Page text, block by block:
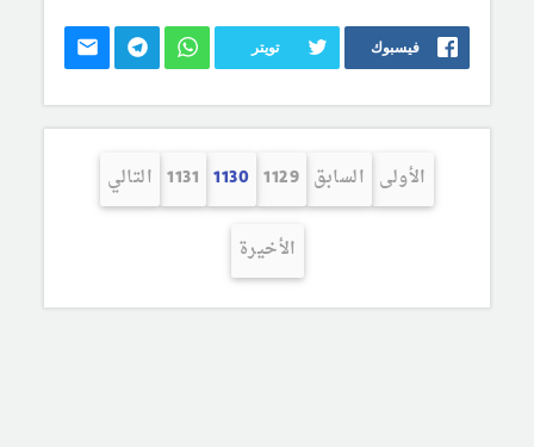
فيسبوك تويتر
الأولى السابق 1129
1130
1131 التالي
الأخيرة